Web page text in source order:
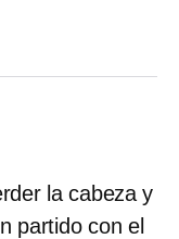
la cabeza y
partido con el